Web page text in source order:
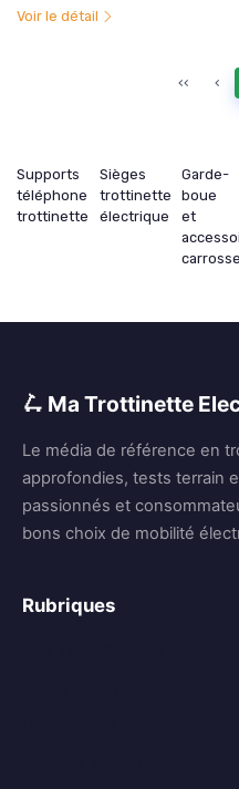
Voir le détail
‹‹ ‹
Supports
téléphone
trottinette
Sièges
trottinette
électrique
Garde-
boue
et
🛴 Ma Trottinette
Le média de référence en
approfondies, tests terrain
passionnés et
bons choix de mobilité
Rubriques